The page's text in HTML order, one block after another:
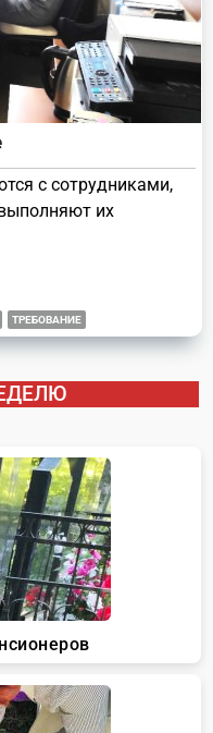
с сотрудниками,
их
ТРЕБОВАНИЕ